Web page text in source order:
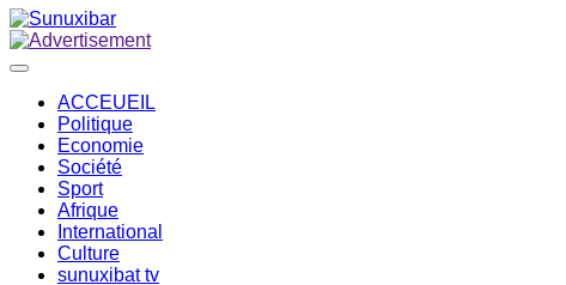
ACCEUEIL
Politique
Economie
Société
Sport
Afrique
International
Culture
sunuxibat tv